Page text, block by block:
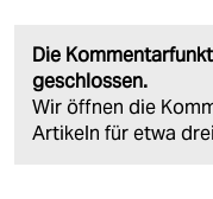
Die
geschlossen.
Wir öffnen die
Artikeln für etwa